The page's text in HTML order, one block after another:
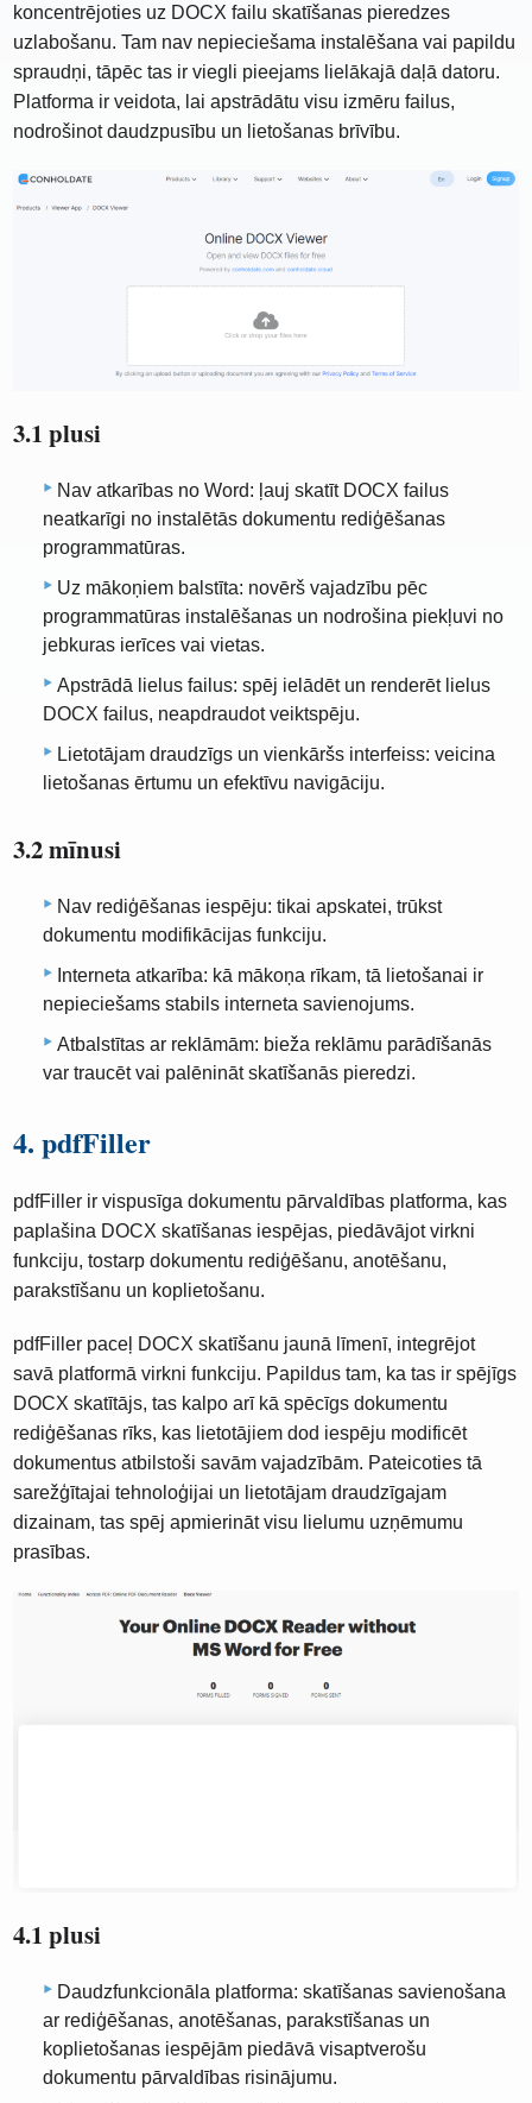
koncentrējoties uz DOCX failu skatīšanas pieredzes
uzlabošanu. Tam nav nepieciešama instalēšana vai papildu
spraudņi, tāpēc tas ir viegli pieejams lielākajā daļā datoru.
Platforma ir veidota, lai apstrādātu visu izmēru failus,
nodrošinot daudzpusību un lietošanas brīvību.
3.1 plusi
Nav atkarības no Word: ļauj skatīt DOCX failus
neatkarīgi no instalētās dokumentu rediģēšanas
programmatūras.
Uz mākoņiem balstīta: novērš vajadzību pēc
programmatūras instalēšanas un nodrošina piekļuvi no
jebkuras ierīces vai vietas.
Apstrādā lielus failus: spēj ielādēt un renderēt lielus
DOCX failus, neapdraudot veiktspēju.
Lietotājam draudzīgs un vienkāršs interfeiss: veicina
lietošanas ērtumu un efektīvu navigāciju.
3.2 mīnusi
Nav rediģēšanas iespēju: tikai apskatei, trūkst
dokumentu modifikācijas funkciju.
Interneta atkarība: kā mākoņa rīkam, tā lietošanai ir
nepieciešams stabils interneta savienojums.
Atbalstītas ar reklāmām: bieža reklāmu parādīšanās
var traucēt vai palēnināt skatīšanās pieredzi.
4. pdfFiller
pdfFiller ir vispusīga dokumentu pārvaldības platforma, kas
paplašina DOCX skatīšanas iespējas, piedāvājot virkni
funkciju, tostarp dokumentu rediģēšanu, anotēšanu,
parakstīšanu un koplietošanu.
pdfFiller paceļ DOCX skatīšanu jaunā līmenī, integrējot
savā platformā virkni funkciju. Papildus tam, ka tas ir spējīgs
DOCX skatītājs, tas kalpo arī kā spēcīgs dokumentu
rediģēšanas rīks, kas lietotājiem dod iespēju modificēt
dokumentus atbilstoši savām vajadzībām. Pateicoties tā
sarežģītajai tehnoloģijai un lietotājam draudzīgajam
dizainam, tas spēj apmierināt visu lielumu uzņēmumu
prasības.
4.1 plusi
Daudzfunkcionāla platforma: skatīšanas savienošana
ar rediģēšanas, anotēšanas, parakstīšanas un
koplietošanas iespējām piedāvā visaptverošu
dokumentu pārvaldības risinājumu.